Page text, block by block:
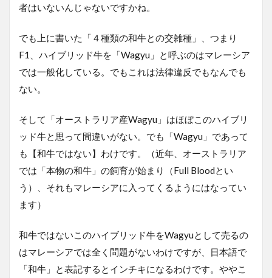
者はいないんじゃないですかね。
でも上に書いた
「４種類の和牛との交雑種」、つまり
F1、ハイブリッド牛を「Wagyu」と呼ぶのはマレーシア
では一般化している。 でもこれは法律違反でもなんでも
ない。
そして「オーストラリア産Wagyu」はほぼこのハイブリ
ッド牛と思って間違いがない。でも
「Wagyu」であって
も【和牛ではない】 わけです。（近年、オーストラリア
では「本物の和牛」の飼育が始まり（Full Bloodとい
う）、それもマレーシアに入ってくるようにはなってい
ます）
和牛ではないこのハイブリッド牛をWagyuとして売るの
はマレーシアでは全く問題がないわけですが、日本語で
「和牛」と表記するとインチキになるわけです。ややこ